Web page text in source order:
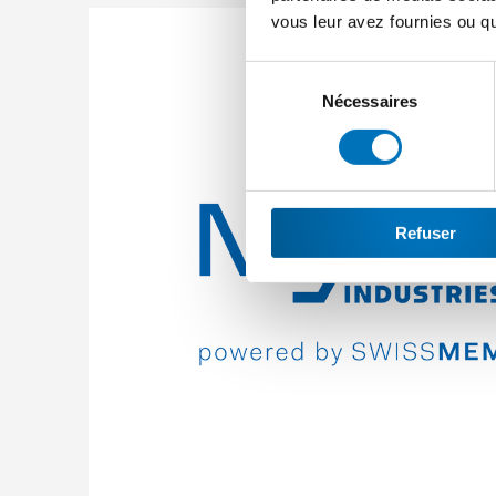
vous leur avez fournies ou
Nécessaires
Refuser